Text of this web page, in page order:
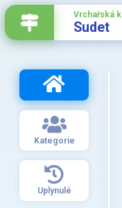
Vrchařská
Sudet
Kategorie
Uplynulé